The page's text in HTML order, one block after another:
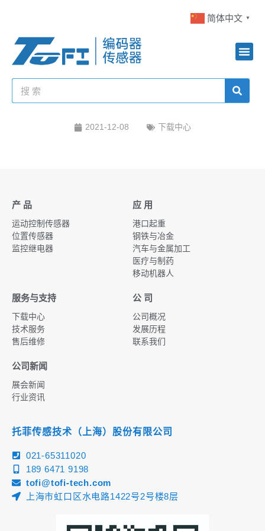
简体中文 ▼
2021-12-08 下载中心
产 品
运动控制传感器
位置传感器
监控继电器
应 用
港口起重
钢铁与冶金
汽车与金属加工
医疗与制药
移动机器人
服务与支持
下载中心
技术服务
售后维修
公 司
公司概况
发展历程
联系我们
公司新闻
展会新闻
行业资讯
托菲传感技术（上海）股份有限公司
021-65311020
189 6471 9198
tofi@tofi-tech.com
上海市虹口区水电路1422号2号楼8层